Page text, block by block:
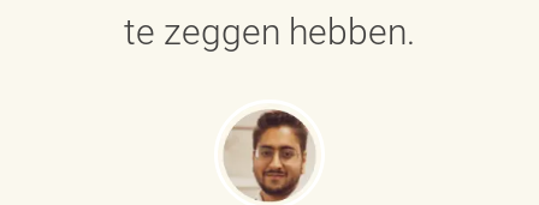
te zeggen hebben.